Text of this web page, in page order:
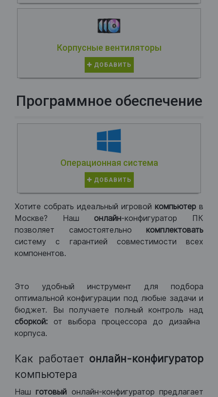
Корпусные вентиляторы
ДОБАВИТЬ
Программное обеспечение
Операционная система
ДОБАВИТЬ
Хотите собрать идеальный игровой компьютер в
Москве? Нашонлайн-конфигуратор ПК
позволяет самостоятельно комплектовать
систему с гарантией совместимости всех
компонентов.
Это удобный инструмент для подбора
оптимальной конфигурации под любые задачи и
бюджет. Вы получаете полный контроль над
сборкой: от выбора процессора до дизайна
корпуса.
Как работает онлайн-конфигуратор
компьютера
Нашготовый онлайн-конфигуратор предлагает